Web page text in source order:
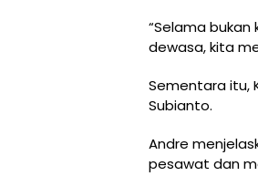
“Selama
dewasa, kita
Sementara itu,
Subianto.
Andre
pesawat dan